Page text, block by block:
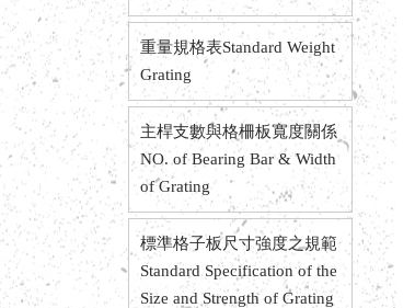
重量規格表Standard Weight
Grating
主桿支數與格柵板寬度關係
NO. of Bearing Bar & Width
of Grating
標準格子板尺寸強度之規範
Standard Specification of the
Size and Strength of Grating